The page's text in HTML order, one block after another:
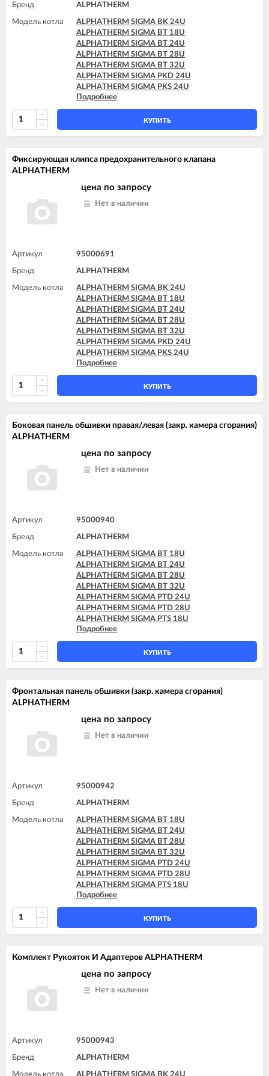
Бренд ALPHATHERM
Модель котла
ALPHATHERM SIGMA BK 24U
ALPHATHERM SIGMA BT 18U
ALPHATHERM SIGMA BT 24U
ALPHATHERM SIGMA BT 28U
ALPHATHERM SIGMA BT 32U
ALPHATHERM SIGMA PKD 24U
ALPHATHERM SIGMA PKS 24U
ALPHATHERM SIGMA PTD 24U
ALPHATHERM SIGMA PTD 28U
ALPHATHERM SIGMA PTS 18U
ALPHATHERM SIGMA PTS 24U
Подробнее
КУПИТЬ
Фиксирующая клипса предохранительного клапана
ALPHATHERM
цена по запросу
Нет в наличии
Артикул 95000691
Бренд ALPHATHERM
Модель котла
ALPHATHERM SIGMA BK 24U
ALPHATHERM SIGMA BT 18U
ALPHATHERM SIGMA BT 24U
ALPHATHERM SIGMA BT 28U
ALPHATHERM SIGMA BT 32U
ALPHATHERM SIGMA PKD 24U
ALPHATHERM SIGMA PKS 24U
ALPHATHERM SIGMA PTD 24U
ALPHATHERM SIGMA PTD 28U
ALPHATHERM SIGMA PTS 18U
ALPHATHERM SIGMA PTS 24U
Подробнее
КУПИТЬ
Боковая панель обшивки правая/левая (закр. камера сгорания)
ALPHATHERM
цена по запросу
Нет в наличии
Артикул 95000940
Бренд ALPHATHERM
Модель котла
ALPHATHERM SIGMA BT 18U
ALPHATHERM SIGMA BT 24U
ALPHATHERM SIGMA BT 28U
ALPHATHERM SIGMA BT 32U
ALPHATHERM SIGMA PTD 24U
ALPHATHERM SIGMA PTD 28U
ALPHATHERM SIGMA PTS 18U
ALPHATHERM SIGMA PTS 24U
ALPHATHERM SIGMA PTS 28U
Подробнее
КУПИТЬ
Фронтальная панель обшивки (закр. камера сгорания)
ALPHATHERM
цена по запросу
Нет в наличии
Артикул 95000942
Бренд ALPHATHERM
Модель котла
ALPHATHERM SIGMA BT 18U
ALPHATHERM SIGMA BT 24U
ALPHATHERM SIGMA BT 28U
ALPHATHERM SIGMA BT 32U
ALPHATHERM SIGMA PTD 24U
ALPHATHERM SIGMA PTD 28U
ALPHATHERM SIGMA PTS 18U
ALPHATHERM SIGMA PTS 24U
ALPHATHERM SIGMA PTS 28U
Подробнее
КУПИТЬ
Комплект Рукояток И Адаптеров ALPHATHERM
цена по запросу
Нет в наличии
Артикул 95000943
Бренд ALPHATHERM
Модель котла ALPHATHERM SIGMA BK 24U